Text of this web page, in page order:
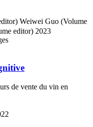
Weiwei Guo (Volume
editor) 2023
de vente du vin en